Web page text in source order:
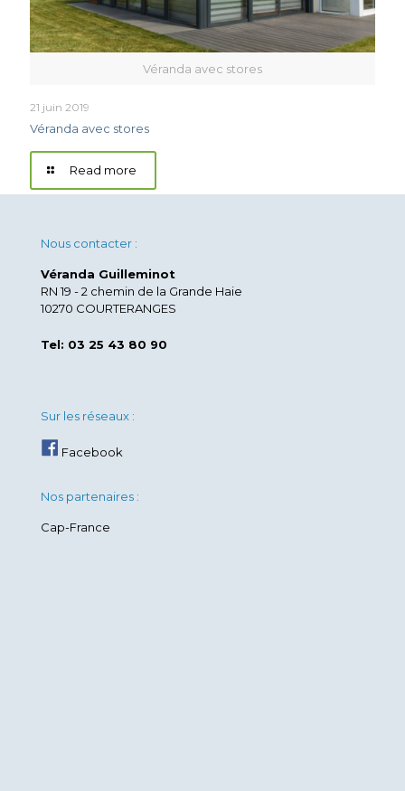
Véranda avec stores
21 juin 2019
Véranda avec stores
Read more
Nous contacter :
Véranda Guilleminot
RN 19 - 2 chemin de la Grande Haie
10270 COURTERANGES
Tel: 03 25 43 80 90
Sur les réseaux :
Facebook
Nos partenaires :
Cap-France